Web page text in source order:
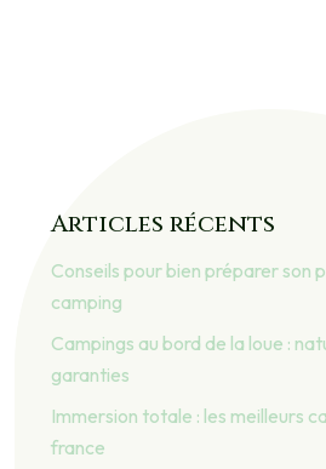
Articles récents
Conseils pour bien préparer son
camping
Campings au bord de la loue :
garanties
Immersion totale : les meilleurs
france